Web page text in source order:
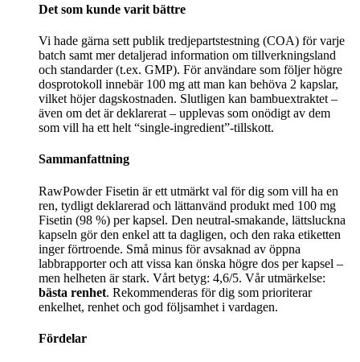
Det som kunde varit bättre
Vi hade gärna sett publik tredjepartstestning (COA) för varje
batch samt mer detaljerad information om tillverkningsland
och standarder (t.ex. GMP). För användare som följer högre
dosprotokoll innebär 100 mg att man kan behöva 2 kapslar,
vilket höjer dagskostnaden. Slutligen kan bambuextraktet –
även om det är deklarerat – upplevas som onödigt av dem
som vill ha ett helt “single-ingredient”-tillskott.
Sammanfattning
RawPowder Fisetin är ett utmärkt val för dig som vill ha en
ren, tydligt deklarerad och lättanvänd produkt med 100 mg
Fisetin (98 %) per kapsel. Den neutral-smakande, lättsluckna
kapseln gör den enkel att ta dagligen, och den raka etiketten
inger förtroende. Små minus för avsaknad av öppna
labbrapporter och att vissa kan önska högre dos per kapsel –
men helheten är stark. Vårt betyg: 4,6/5. Vår utmärkelse:
bästa renhet. Rekommenderas för dig som prioriterar
enkelhet, renhet och god följsamhet i vardagen.
Fördelar